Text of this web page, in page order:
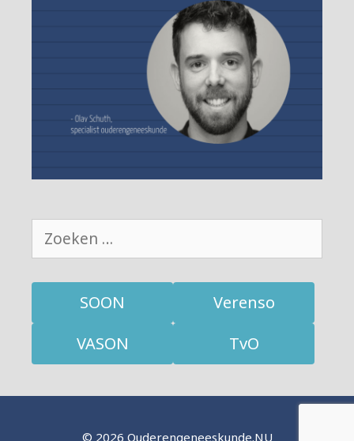
Zoek
naar:
SOON
Verenso
VASON
TvO
© 2026 Ouderengeneeskunde.NU